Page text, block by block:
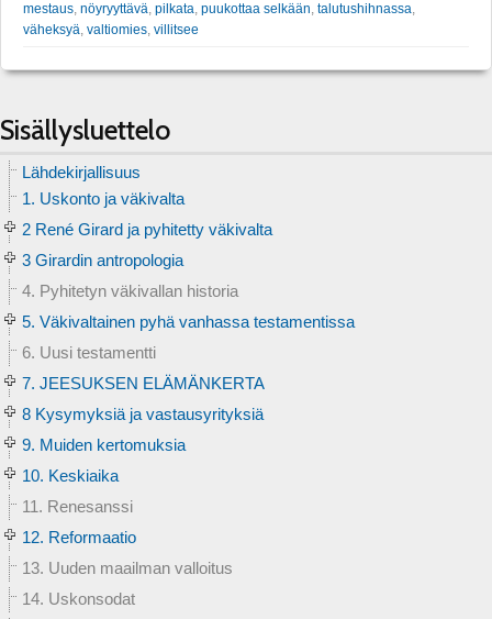
mestaus, nöyryyttävä, pilkata, puukottaa selkään, talutushihnassa,
väheksyä, valtiomies, villitsee
Sisällysluettelo
Lähdekirjallisuus
1. Uskonto ja väkivalta
2 René Girard ja pyhitetty väkivalta
3 Girardin antropologia
4. Pyhitetyn väkivallan historia
5. Väkivaltainen pyhä vanhassa testamentissa
6. Uusi testamentti
7. JEESUKSEN ELÄMÄNKERTA
8 Kysymyksiä ja vastausyrityksiä
9. Muiden kertomuksia
10. Keskiaika
11. Renesanssi
12. Reformaatio
13. Uuden maailman valloitus
14. Uskonsodat